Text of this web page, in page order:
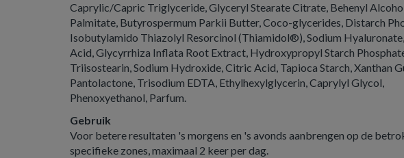
Caprylic/Capric Triglyceride, Glyceryl Stearate Citrate, Behenyl
Palmitate, Butyrospermum Parkii Butter, Coco-glycerides, Distarch
Isobutylamido Thiazolyl Resorcinol (Thiamidol®), Sodium
Acid, Glycyrrhiza Inflata Root Extract, Hydroxypropyl Starch
Triisostearin, Sodium Hydroxide, Citric Acid, Tapioca Starch, Xanthan
Pantolactone, Trisodium EDTA, Ethylhexylglycerin, Caprylyl Glycol,
Phenoxyethanol, Parfum.
Gebruik
Voor betere resultaten 's morgens en 's avonds aanbrengen op de
specifieke zones, maximaal 2 keer per dag.